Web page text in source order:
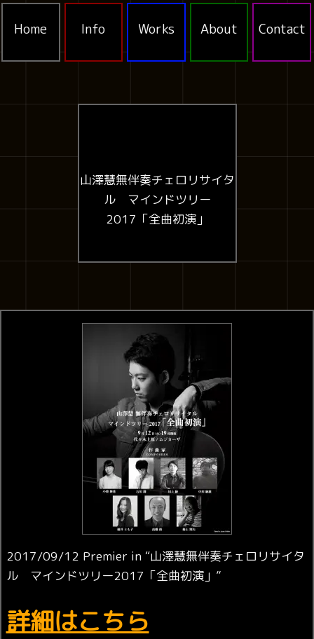
Home Info Works About Contact
山澤慧無伴奏チェロリサイタ
ル マインドツリー
2017「全曲初演」
2017/09/12 Premier in “山澤慧無伴奏チェロリサイタ
ル マインドツリー2017「全曲初演」”
詳細はこちら